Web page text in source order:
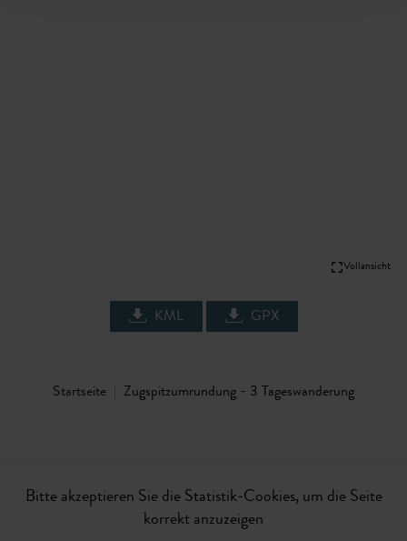
Vollansicht
KML GPX
Startseite Zugspitzumrundung - 3 Tageswanderung
Bitte akzeptieren Sie die Statistik-Cookies, um die Seite
korrekt anzuzeigen